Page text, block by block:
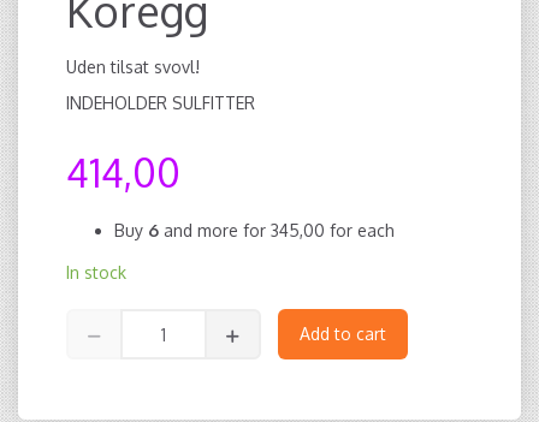
Uden tilsat svovl!
INDEHOLDER SULFITTER
414,00
Buy 6 and more for 345,00 for each
In stock
Add to cart